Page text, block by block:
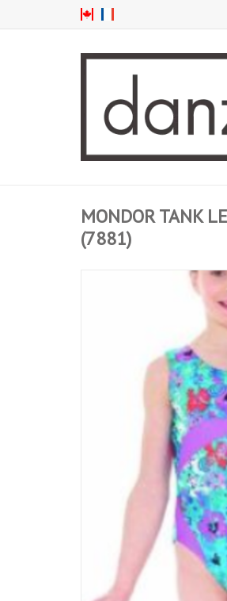
MONDOR TANK
(7881)